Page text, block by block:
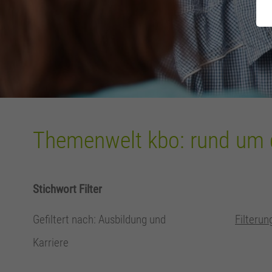
Themenwelt kbo: rund um
Stichwort Filter
Gefiltert nach: Ausbildung und
Karriere